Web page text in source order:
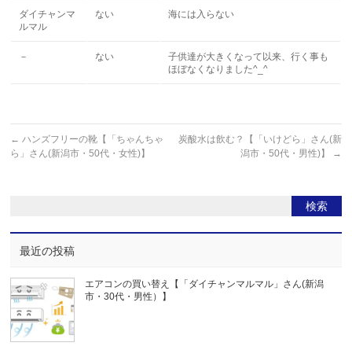
ダイチャンマ
ルマル
ない 海には入らない
－ ない
子供達が大きくなって以来、行く事も
ほぼなくなりました^_^
← ハンズフリーの靴【「ちゃんちゃ
ら」さん(新潟市・50代・女性)】
炭酸水は飲む？【「いけどら」さん(新
潟市・50代・男性)】
→
最近の投稿
エアコンの買い替え【「ダイチャンマルマル」さん(新潟
市・30代・男性）】